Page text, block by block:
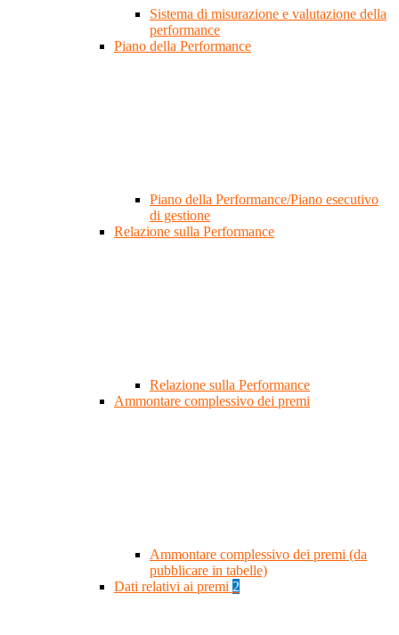
Sistema di misurazione e valutazione della
performance
Piano della Performance
Piano della Performance/Piano esecutivo
di gestione
Relazione sulla Performance
Relazione sulla Performance
Ammontare complessivo dei premi
Ammontare complessivo dei premi (da
pubblicare in tabelle)
Dati relativi ai premi 2